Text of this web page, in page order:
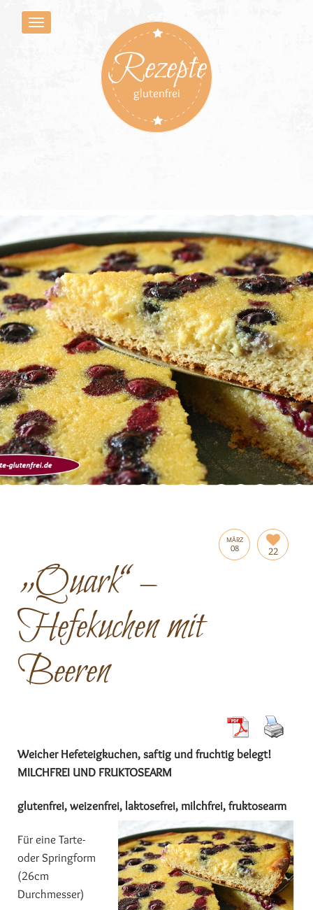
Rezepte
glutenfrei
MÄRZ
08 22
„Quark“ –
Hefekuchen mit
Beeren
Weicher Hefeteigkuchen, saftig und fruchtig belegt!
MILCHFREI UND FRUKTOSEARM
glutenfrei, weizenfrei, laktosefrei, milchfrei, fruktosearm
Für eine Tarte-
oder Springform
(26cm
Durchmesser)